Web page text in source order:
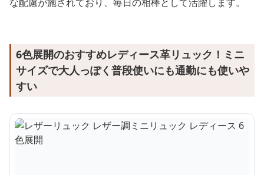
6色展開のおすすめレディース革リュック！ミニ
サイズで大人っぽく普段使いにも通勤にも使いや
すい